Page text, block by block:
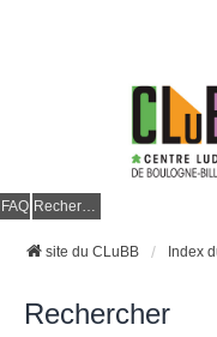
FAQ Rechercher
site du CLuBB Index
Rechercher